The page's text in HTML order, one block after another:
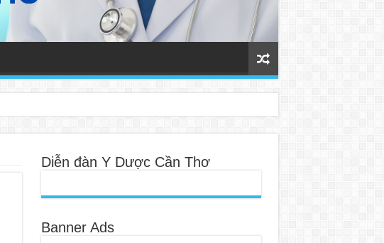
Diễn đàn Y Dược Cần Thơ
Banner Ads